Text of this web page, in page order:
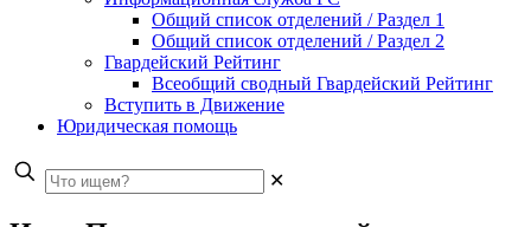
Общий список отделений / Раздел 1
Общий список отделений / Раздел 2
Гвардейский Рейтинг
Всеобщий сводный Гвардейский Рейтинг
Вступить в Движение
Юридическая помощь
✕